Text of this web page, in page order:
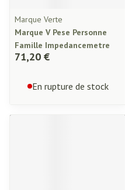
Marque Verte
Marque V Pese Personne
Famille Impedancemetre
71,20 €
En rupture de stock